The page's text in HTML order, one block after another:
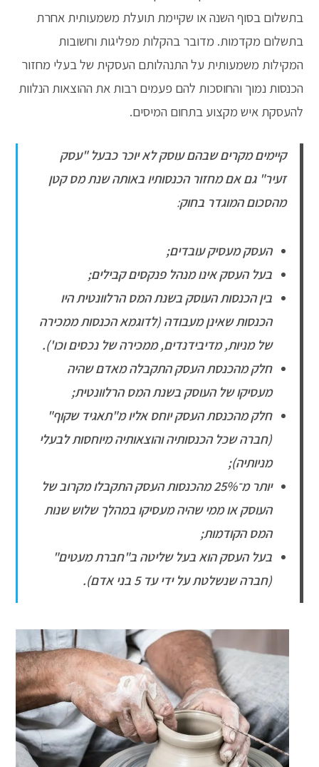
בתשלום בסוף השנה או שקיימת תועלת משמעותית אחרת
בתשלום מקדמות. מדובר בהקלות מפליגות וחשובות
המקילות משמעותית על התנהלותם העסקית של בעלי מחזור
הכנסות נמוך והחוסכות להם פעמים רבות את ההוצאות הנלוות
להעסקת איש מקצוע בתחום המיסים.
קיימים מקרים שבהם עוסק לא יוכר כבעל "עסק
זעיר" גם אם מחזור הכנסותיו באותה שנת מס קטן
מהסכום המוגדר בחוק:
העסק מעסיק עובדים;
בעל העסק אינו מנהל פנקסים קבילים;
בין הכנסות העוסק בשנת המס הרלוונטית היו
הכנסות שאינן מעבודה (לדוגמא הכנסות ממכירה
של מניות, מדיבידנדים, ממכירה של נכסים וכו').
חלק מהכנסת העסק התקבלה מאדם שהיה
מעסיקו של העוסק בשנת המס הרלוונטית;
חלק מהכנסת העסק יוחס אליו מ"תאגיד שקוף"
(חברה שכל הכנסותיה והוצאותיה מיוחסות לבעלי
מניותיה);
יותר מ־25% מהכנסות העסק התקבלו מקרוב של
העוסק או ממי שהיה מעסיקו במהלך שלוש שנות
המס הקודמות;
בעל העסק הוא בעל שליטה ב"חברת מעטים"
(חברה שנשלטת על ידי עד 5 בני אדם).